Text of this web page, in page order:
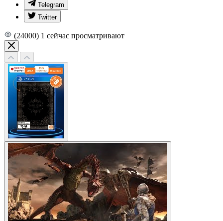
Telegram
Twitter
(24000) 1 сейчас просматривают